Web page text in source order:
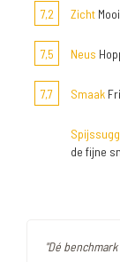
7,2
Zicht
7,5 Neus
7,7 Smaak
de fijne
"Dé